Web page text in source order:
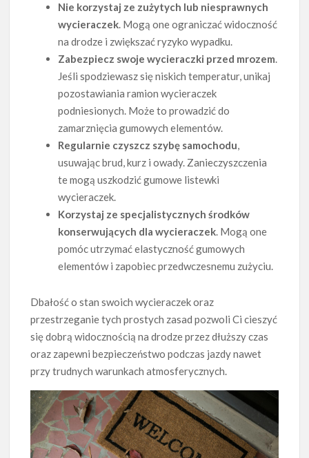
Nie korzystaj ze zużytych lub niesprawnych
wycieraczek. Mogą one ograniczać widoczność
na drodze i zwiększać ryzyko wypadku.
Zabezpiecz swoje wycieraczki przed mrozem.
Jeśli spodziewasz się niskich temperatur, unikaj
pozostawiania ramion wycieraczek
podniesionych. Może to prowadzić do
zamarznięcia gumowych elementów.
Regularnie czyszcz szybę samochodu,
usuwając brud, kurz i owady. Zanieczyszczenia
te mogą uszkodzić gumowe listewki
wycieraczek.
Korzystaj ze specjalistycznych środków
konserwujących dla wycieraczek. Mogą one
pomóc utrzymać elastyczność gumowych
elementów i zapobiec przedwczesnemu zużyciu.
Dbałość o stan swoich wycieraczek oraz
przestrzeganie tych prostych zasad pozwoli Ci cieszyć
się dobrą widocznością na drodze przez dłuższy czas
oraz zapewni bezpieczeństwo podczas jazdy nawet
przy trudnych warunkach atmosferycznych.